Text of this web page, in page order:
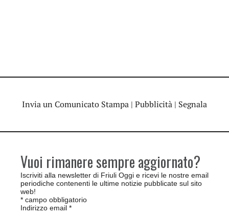
Invia un Comunicato Stampa | Pubblicità | Segnala
Vuoi rimanere sempre aggiornato?
Iscriviti alla newsletter di Friuli Oggi e ricevi le nostre email
periodiche contenenti le ultime notizie pubblicate sul sito
web!
* campo obbligatorio
Indirizzo email *